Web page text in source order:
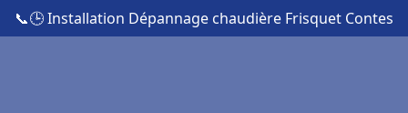
📞🕒 Installation Dépannage chaudière Frisquet Contes